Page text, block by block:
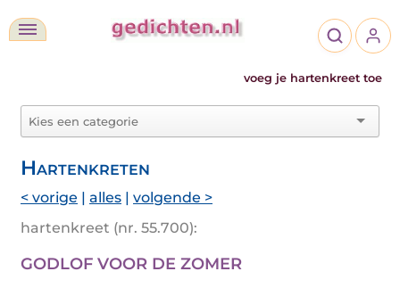
voeg je hartenkreet toe
Hartenkreten
< vorige | alles | volgende >
hartenkreet (nr. 55.700):
GODLOF VOOR DE ZOMER